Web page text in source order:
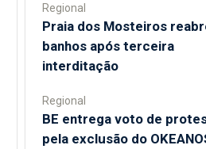
Regional
Praia dos Mosteiros
banhos após terceira
interditação
Regional
BE entrega voto de
pela exclusão do